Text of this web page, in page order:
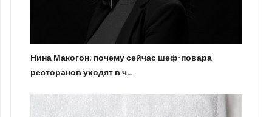
Нина Макогон: почему сейчас шеф-повара
ресторанов уходят в ч…